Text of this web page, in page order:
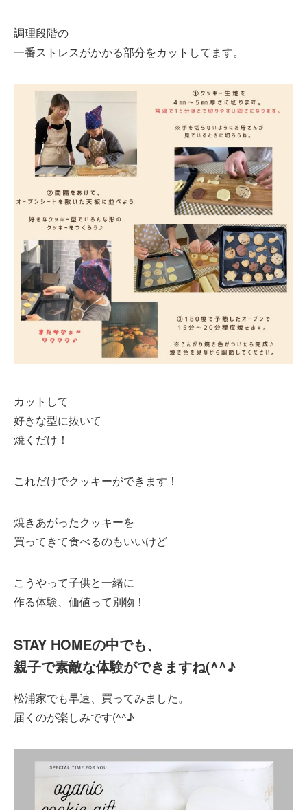
調理段階の
一番ストレスがかかる部分をカットしてます。
カットして
好きな型に抜いて
焼くだけ！
これだけでクッキーができます！
焼きあがったクッキーを
買ってきて食べるのもいいけど
こうやって子供と一緒に
作る体験、価値って別物！
STAY HOMEの中でも、
親子で素敵な体験ができますね(^^♪
松浦家でも早速、買ってみました。
届くのが楽しみです(^^♪